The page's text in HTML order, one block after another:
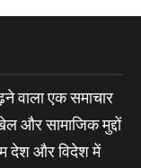
वाला एक समाचार
और सामाजिक मुद्दों
देश और विदेश में